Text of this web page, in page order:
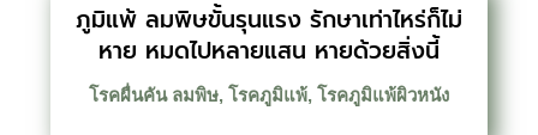
ภูมิแพ้ ลมพิษขั้นรุนแรง รักษาเท่าไหร่ก็ไม่
หาย หมดไปหลายแสน หายด้วยสิ่งนี้
โรคผื่นคัน ลมพิษ, โรคภูมิแพ้, โรคภูมิแพ้ผิวหนัง